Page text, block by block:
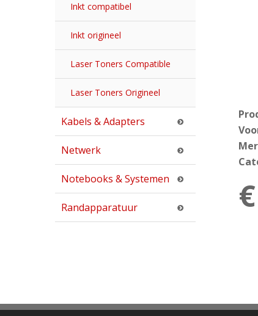
Inkt compatibel
Inkt origineel
Laser Toners Compatible
Laser Toners Origineel
Kabels & Adapters
Netwerk
Notebooks & Systemen
Randapparatuur